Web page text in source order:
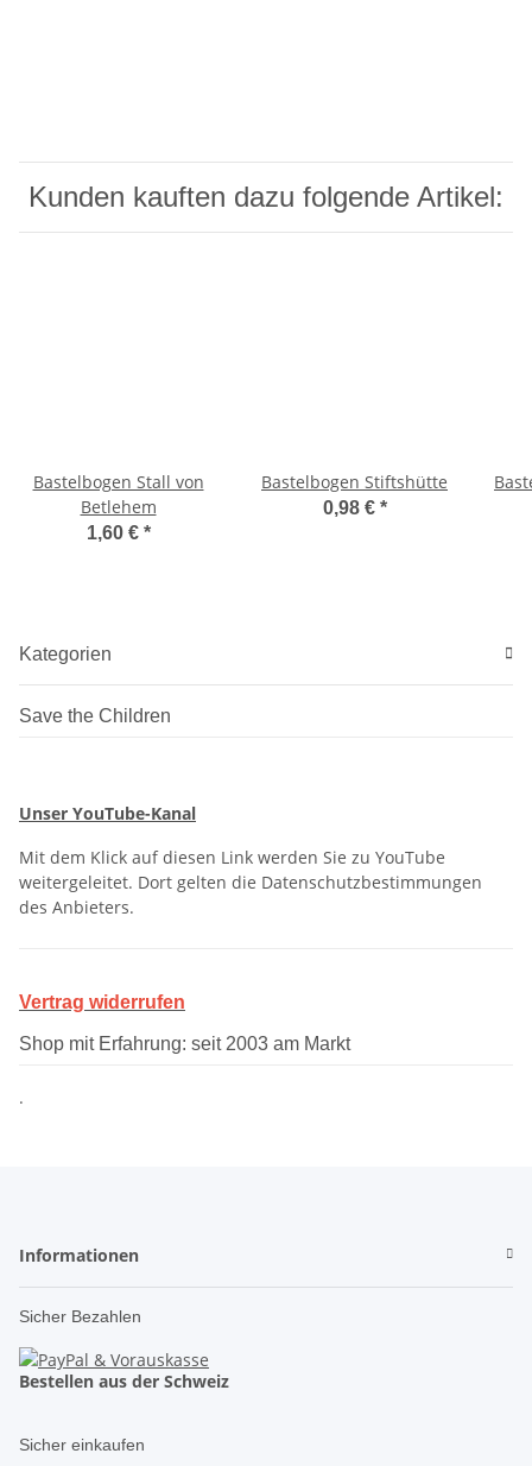
Kunden kauften dazu folgende Artikel:
Bastelbogen Stall von
Betlehem
1,60 € *
Bastelbogen Stiftshütte
0,98 € *
Kategorien
Save the Children
Unser YouTube-Kanal
Mit dem Klick auf diesen Link werden Sie zu YouTube
weitergeleitet. Dort gelten die Datenschutzbestimmungen
des Anbieters.
Vertrag widerrufen
Shop mit Erfahrung: seit 2003 am Markt
.
Informationen
Sicher Bezahlen
Bestellen aus der Schweiz
Sicher einkaufen